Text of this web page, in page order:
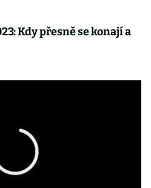
Kdy přesně se konají a